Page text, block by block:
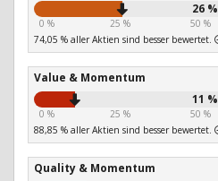
26 %
0 % 25 % 50 %
74,05 % aller Aktien sind besser bewertet.
Value & Momentum
11 %
0 % 25 % 50 %
88,85 % aller Aktien sind besser bewertet.
Quality & Momentum